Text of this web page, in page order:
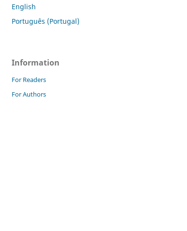
English
Português (Portugal)
Information
For Readers
For Authors